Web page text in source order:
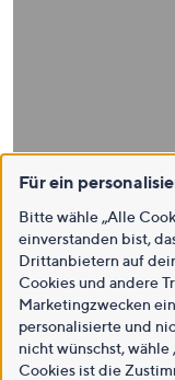
Für ein
Bitte wähle „Alle
einverstanden bist,
Drittanbietern auf
Cookies und andere
Marketingzwecken
personalisierte und
nicht wünschst,
Cookies ist die